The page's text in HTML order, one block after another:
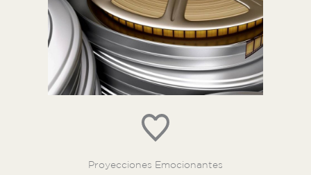
Proyecciones Emocionantes